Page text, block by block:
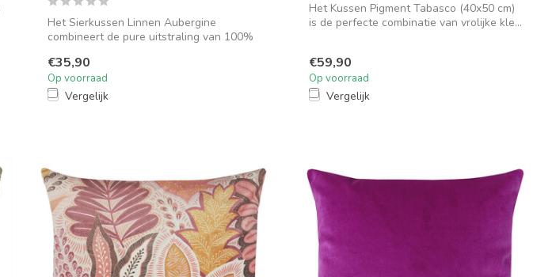
Het Sierkussen Linnen Aubergine
combineert de pure uitstraling van 100%
€35,90
Op voorraad
Vergelijk
Het Kussen Pigment Tabasco (40x50 cm)
is de perfecte combinatie van vrolijke kle...
€59,90
Op voorraad
Vergelijk